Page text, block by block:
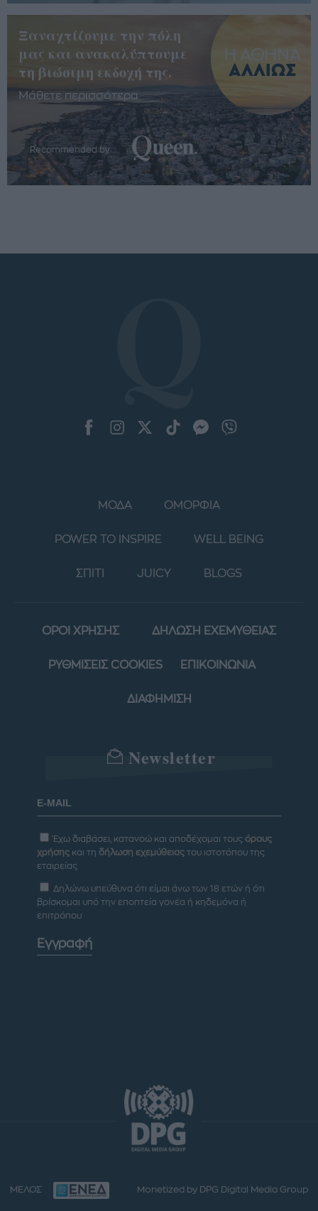
Ξαναχτίζουμε την πόλη
μας και ανακαλύπτουμε
τη βιώσιμη εκδοχή της.
Μάθετε περισσότερα
Recommended by
ΜΟΔΑ ΟΜΟΡΦΙΑ
POWER TO INSPIRE WELL BEING
ΣΠΙΤΙ JUICY BLOGS
ΟΡΟΙ ΧΡΗΣΗΣ ΔΗΛΩΣΗ ΕΧΕΜΥΘΕΙΑΣ
ΡΥΘΜΙΣΕΙΣ COOKIES ΕΠΙΚΟΙΝΩΝΙΑ
ΔΙΑΦΗΜΙΣΗ
Newsletter
Έχω διαβάσει, κατανοώ και αποδέχομαι τους όρους
χρήσης και τη δήλωση εχεμύθειας του ιστοτόπου της
εταιρείας
Δηλώνω υπεύθυνα ότι είμαι άνω των 18 ετών ή ότι
βρίσκομαι υπό την εποπτεία γονέα ή κηδεμόνα ή
επιτρόπου
Εγγραφή
ΜΕΛΟΣ Monetized by DPG Digital Media Group